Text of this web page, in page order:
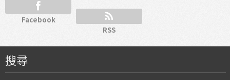
Facebook
RSS
搜尋